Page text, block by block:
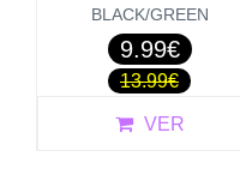
BLACK/GREEN
9.99€
13.99€
VER